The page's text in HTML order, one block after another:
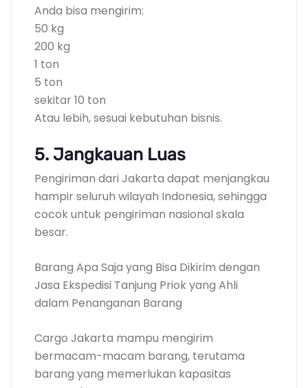
Anda bisa mengirim:
50 kg
200 kg
1 ton
5 ton
sekitar 10 ton
Atau lebih, sesuai kebutuhan bisnis.
5. Jangkauan Luas
Pengiriman dari Jakarta dapat menjangkau
hampir seluruh wilayah Indonesia, sehingga
cocok untuk pengiriman nasional skala
besar.
Barang Apa Saja yang Bisa Dikirim dengan
Jasa Ekspedisi Tanjung Priok yang Ahli
dalam Penanganan Barang
Cargo Jakarta mampu mengirim
bermacam-macam barang, terutama
barang yang memerlukan kapasitas